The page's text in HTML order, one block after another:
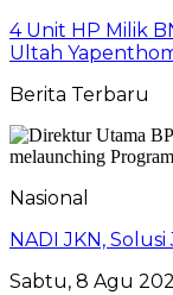
4 Unit HP Milik
Ultah
Berita Terbaru
Nasional
NADI JKN,
Sabtu, 8 Agu